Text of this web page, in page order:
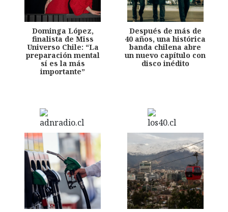
Dominga López,
finalista de Miss
Universo Chile: “La
preparación mental
sí es la más
importante”
Después de más de
40 años, una histórica
banda chilena abre
un nuevo capítulo con
disco inédito